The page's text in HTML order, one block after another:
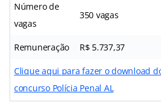
Número de
vagas
350 vagas
Remuneração R$ 5.737,37
Clique aqui para fazer o download
concurso Polícia Penal AL